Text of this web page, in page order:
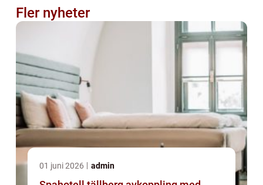
Fler nyheter
01 juni 2026 admin